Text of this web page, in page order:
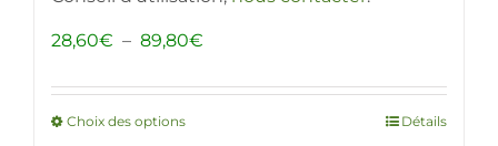
28,60€ – 89,80€
prix :
Choix des optionsCe
Détails